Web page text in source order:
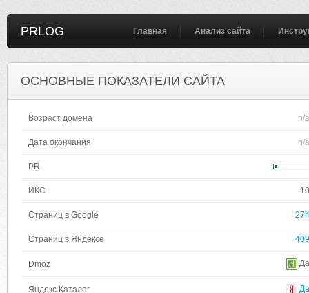
PRLOG Главная Анализ сайта
ОСНОВНЫЕ ПОКАЗАТЕЛИ САЙТА
Возраст домена n/a
Дата окончания n/a
PR
ИКС 10
Страниц в Google 274
Страниц в Яндексе 409
Dmoz Да
Яндекс Каталог Да